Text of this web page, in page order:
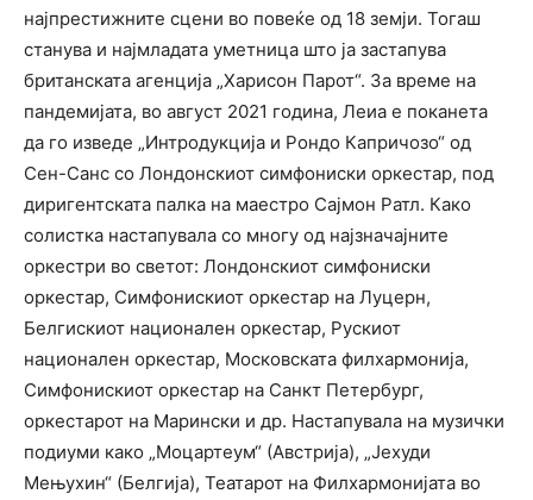
најпрестижните сцени во повеќе од 18 земји. Тогаш
станува и најмладата уметница што ја застапува
британската агенција „Харисон Парот“. За време на
пандемијата, во август 2021 година, Леиа e поканета
да го изведе „Интродукција и Рондо Капричозо“ од
Сен-Санс со Лондонскиот симфониски оркестар, под
диригентската палка на маестро Сајмон Ратл. Како
солистка настапувала со многу од најзначајните
оркестри во светот: Лондонскиот симфониски
оркестар, Симфонискиот оркестар на Луцерн,
Белгискиот национален оркестар, Рускиот
национален оркестар, Московската филхармонија,
Симфонискиот оркестар на Санкт Петербург,
оркестарот на Марински и др. Настапувала на музички
подиуми како „Моцартеум“ (Австрија), „Јехуди
Мењухин“ (Белгија), Театарот на Филхармонијата во